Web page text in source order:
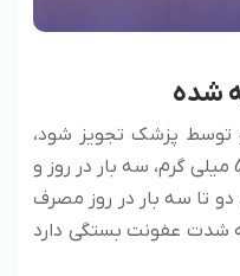
شده
توسط پزشک تجویز شود،
معمولاً آموکسی سیلین با دوز 500 میلی گرم، سه بار در روز و
500 میلی گرم، دو تا سه بار در روز مصرف
شدت عفونت بستگی دارد